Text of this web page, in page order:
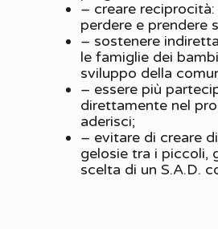
– creare reciprocità:
perdere e prendere
– sostenere
le famiglie dei
sviluppo della
– essere più
direttamente nel
aderisci;
– evitare di creare
gelosie tra i piccoli,
scelta di un S.A.D.